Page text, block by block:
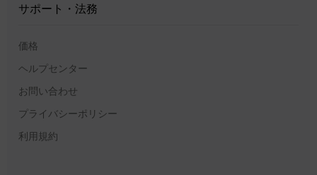
サポート・法務
価格
ヘルプセンター
お問い合わせ
プライバシーポリシー
利用規約